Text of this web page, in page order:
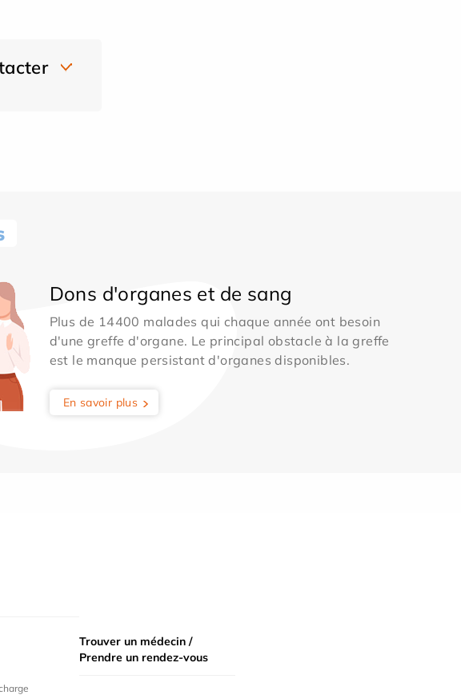
Dons d'organes et de sang
Plus de 14400 malades qui chaque année ont besoin
d'une greffe d'organe. Le principal obstacle à la greffe
est le manque persistant d'organes disponibles.
En savoir plus
Trouver un médecin /
Prendre un rendez-vous